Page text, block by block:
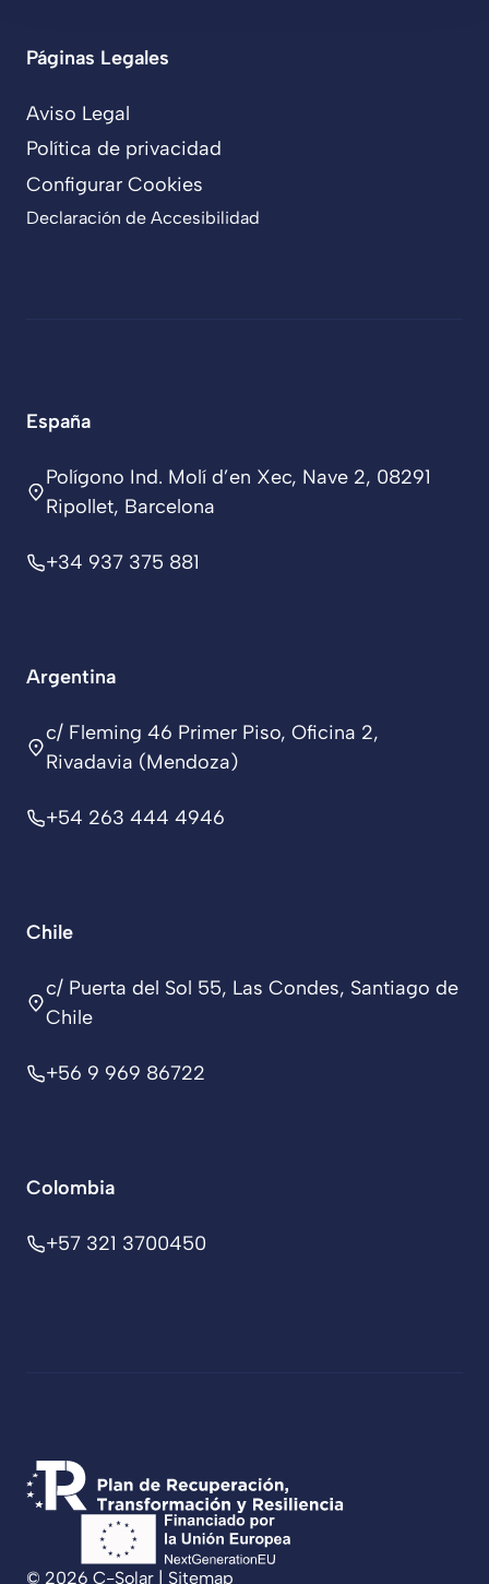
Páginas Legales
Aviso Legal
Política de privacidad
Configurar Cookies
Declaración de Accesibilidad
España
Polígono Ind. Molí d’en Xec, Nave 2, 08291
Ripollet, Barcelona
+34 937 375 881
Argentina
c/ Fleming 46 Primer Piso, Oficina 2,
Rivadavia (Mendoza)
+54 263 444 4946
Chile
c/ Puerta del Sol 55, Las Condes, Santiago de
Chile
+56 9 969 86722
Colombia
+57 321 3700450
© 2026 C-Solar | Sitemap